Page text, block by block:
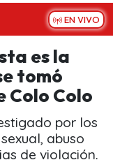
EN VIVO
es la
tomó
Colo Colo
por los
abuso
de violación.